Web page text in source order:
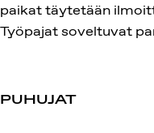
paikat täytetään
Työpajat soveltuvat
PUHUJAT